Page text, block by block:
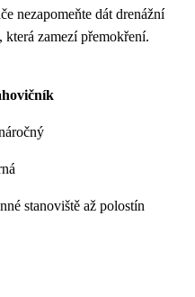
nezapomeňte dát drenážní
zamezí přemokření.
stanoviště až polostín